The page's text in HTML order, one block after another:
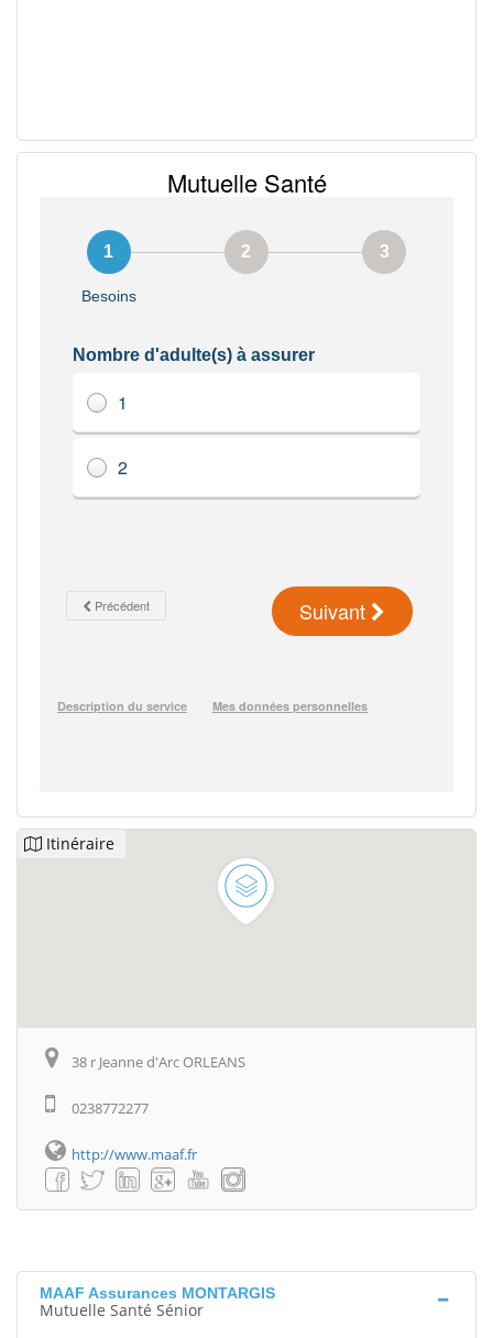
Itinéraire
38 r Jeanne d'Arc ORLEANS
0238772277
http://www.maaf.fr
MAAF Assurances MONTARGIS
Mutuelle Santé Sénior